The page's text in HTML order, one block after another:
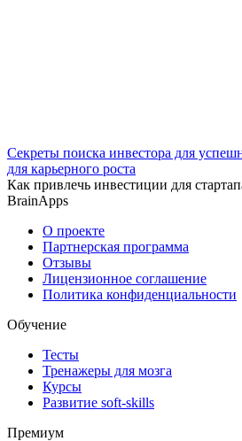
Секреты поиска инвестора для
для карьерного роста
Как привлечь инвестиции для
BrainApps
О проекте
Партнерская программа
Отзывы
Лицензионное соглашение
Политика конфиденциальности
Обучение
Тесты
Тренажеры для мозга
Курсы
Развитие soft-skills
Премиум